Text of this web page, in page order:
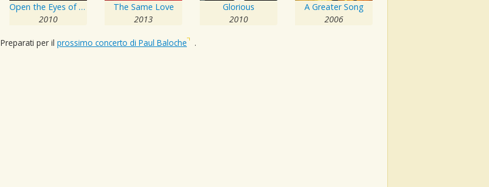
Open the Eyes of My Heart
2010
The Same Love
2013
Glorious
2010
A Greater Song
2006
Preparati per il prossimo concerto di Paul Baloche .